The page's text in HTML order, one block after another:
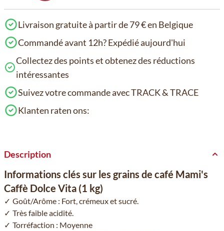
Livraison gratuite à partir de 79 € en Belgique
Commandé avant 12h? Expédié aujourd'hui
Collectez des points et obtenez des réductions
intéressantes
Suivez votre commande avec TRACK & TRACE
Klanten raten ons:
Description
Informations clés sur les grains de café Mami's
Caffè Dolce Vita (1 kg)
Goût/Arôme : Fort, crémeux et sucré.
Très faible acidité.
Torréfaction : Moyenne